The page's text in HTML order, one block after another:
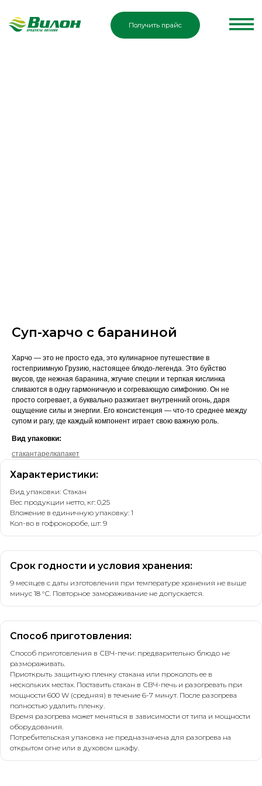
Получить прайс
Суп-харчо с бараниной
Харчо — это не просто еда, это кулинарное путешествие в
гостеприимную Грузию, настоящее блюдо-легенда. Это буйство
вкусов, где нежная баранина, жгучие специи и терпкая кислинка
сливаются в одну гармоничную и согревающую симфонию. Он не
просто согревает, а буквально разжигает внутренний огонь, даря
ощущение силы и энергии. Его консистенция — что-то среднее между
супом и рагу, где каждый компонент играет свою важную роль.
Вид упаковки:
стакантарелкапакет
Характеристики:
Вид упаковки: Стакан
Вес продукции нетто, кг: 0,25
Вложение в единичную упаковку: 1
Кол-во в гофрокоробе, шт: 9
Срок годности и условия хранения:
9 месяцев с даты изготовления при температуре хранения не выше
минус 18 °С. Повторное замораживание не допускается.
Способ приготовления:
Способ приготовления в СВЧ-печи: предварительно блюдо не
размораживать.
Приоткрыть защитную пленку стакана или проколоть ее в
нескольких местах. Поставить стакан в СВЧ-печь и разогревать при
мощности 600 W (средняя) в течение 6-7 минут. После разогрева
полностью удалить пленку.
Время разогрева может меняться в зависимости от типа и мощности
оборудования.
Потребительская упаковка не предназначена для разогрева на
открытом огне или в духовом шкафу.
Свяжитесь
с нами напрямую
+7 (495) 709-87-10
zakazzi@slasti.ru